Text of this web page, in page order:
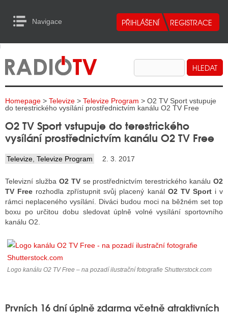
Navigace
RADIA
TELEVIZE
INTERNET
TISK
RADIA
RÁDIÍ
RÁDIÍ
VYSÍLAČE
TELEVIZE
to Content
Homepage > Televize > Televize Program > O2 TV Sport vstupuje
do terestrického vysílání prostřednictvím kanálu O2 TV Free
O2 TV Sport vstupuje do terestrického
vysílání prostřednictvím kanálu O2 TV Free
Televize Televize Program 2. 3. 2017
Televizní služba O2 TVse prostřednictvím terestrického kanálu O2
TV Free rozhodla zpřístupnit svůj placený kanál O2 TV Sporti v
rámci neplaceného vysílání. Diváci budou moci na běžném set top
boxu po určitou dobu sledovat úplně volné vysílání sportovního
kanálu O2.
Logo kanálu O2 TV Free – na pozadí ilustrační fotografie Shutterstock.com
Prvních 16 dní úplně zdarma včetně atraktivních